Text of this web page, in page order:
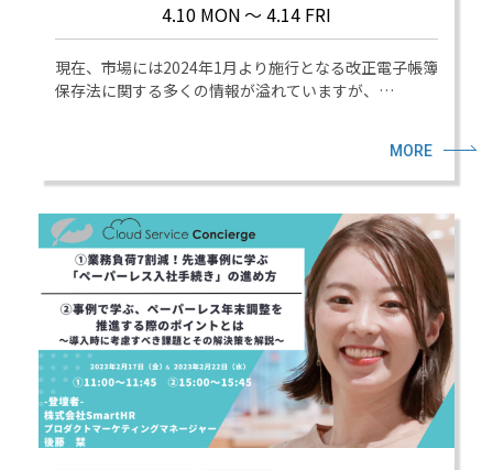
4.10 MON～ 4.14 FRI
現在、市場には2024年1月より施行となる改正電子帳簿
保存法に関する多くの情報が溢れていますが、…
MORE